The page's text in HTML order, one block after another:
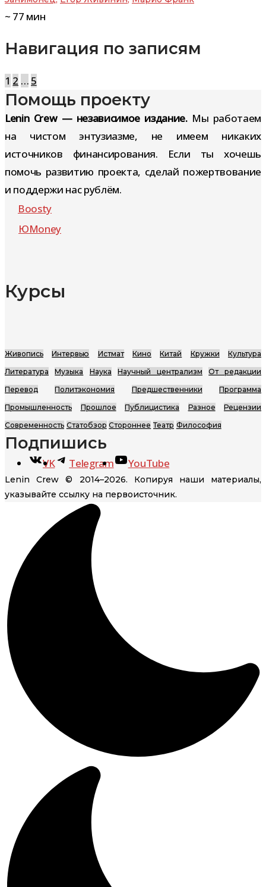
~ 77 мин
Навигация по записям
1 2 … 5
Помощь проекту
Lenin Crew — независимое издание.Мы работаем
на чистом энтузиазме, не имеем никаких
источников финансирования. Если ты хочешь
помочь развитию проекта, сделай пожертвование
и поддержи нас рублём.
Boosty
ЮMoney
Курсы
Живопись Интервью Истмат Кино Китай Кружки
Культура
Литература
Музыка Наука Научный централизм
От редакции
Перевод
Политэкономия Предшественники
Программа
Промышленность
Прошлое Публицистика Разное
Рецензии
Современность Статобзор Стороннее Театр Философия
Подпишись
VK Telegram YouTube
Lenin Crew © 2014–2026. Копируя наши материалы,
указывайте ссылку на первоисточник.